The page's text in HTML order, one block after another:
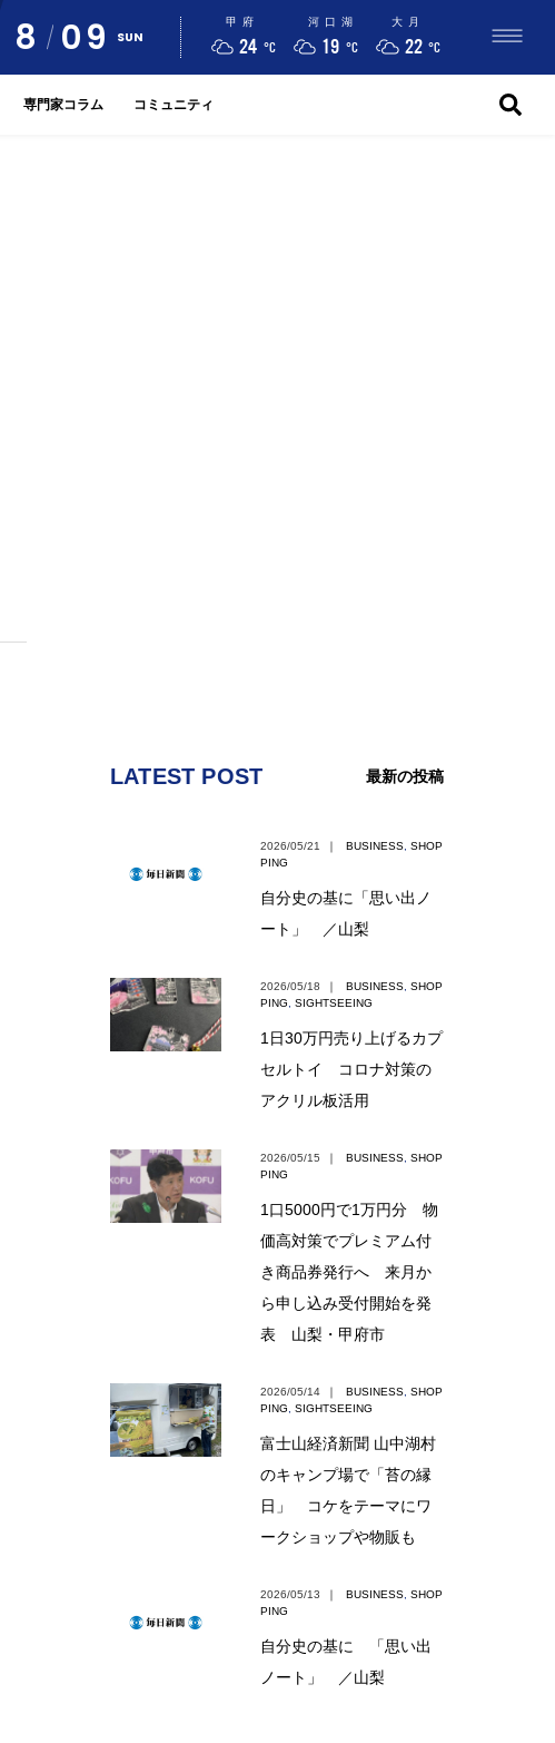
8 09 SUN
甲府
24 °C
河口湖
19 °C
大月
22 °C
専門家コラム コミュニティ
LATEST POST 最新の投稿
2026/05/21 ｜ BUSINESS SHOP
PING
自分史の基に「思い出ノ
ート」 ／山梨
2026/05/18 ｜ BUSINESS SHOP
PING
SIGHTSEEING
1日30万円売り上げるカプ
セルトイ コロナ対策の
アクリル板活用
2026/05/15 ｜ BUSINESS SHOP
PING
1口5000円で1万円分 物
価高対策でプレミアム付
き商品券発行へ 来月か
ら申し込み受付開始を発
表 山梨・甲府市
2026/05/14 ｜ BUSINESS SHOP
PING
SIGHTSEEING
富士山経済新聞 山中湖村
のキャンプ場で「苔の縁
日」 コケをテーマにワ
ークショップや物販も
2026/05/13 ｜ BUSINESS SHOP
PING
自分史の基に 「思い出
ノート」 ／山梨